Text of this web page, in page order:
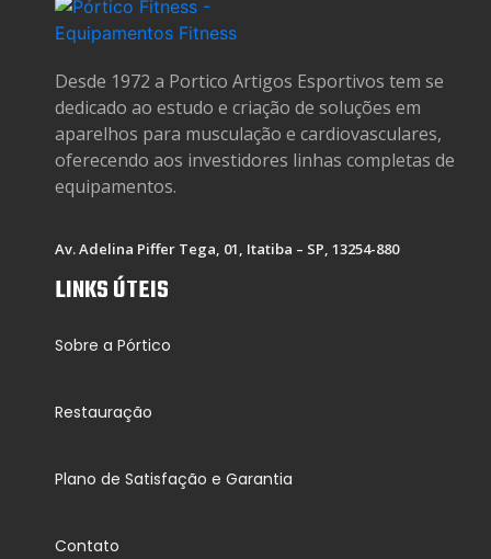
Desde 1972 a Portico Artigos Esportivos tem se
dedicado ao estudo e criação de soluções em
aparelhos para musculação e cardiovasculares,
oferecendo aos investidores linhas completas de
equipamentos.
Av. Adelina Piffer Tega, 01, Itatiba – SP, 13254-880
LINKS ÚTEIS
Sobre a Pórtico
Restauração
Plano de Satisfação e Garantia
Contato